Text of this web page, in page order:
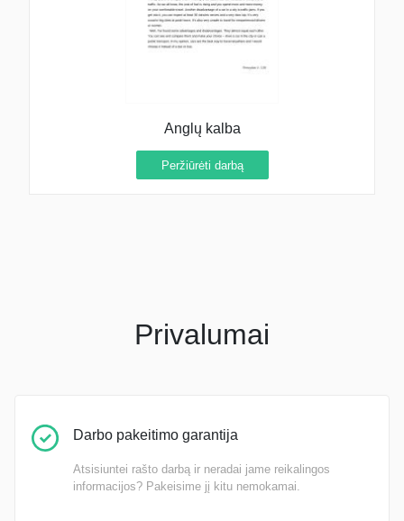
Anglų kalba
Peržiūrėti darbą
Privalumai
Darbo pakeitimo garantija
Atsisiuntei rašto darbą ir neradai jame reikalingos
informacijos? Pakeisime jį kitu nemokamai.